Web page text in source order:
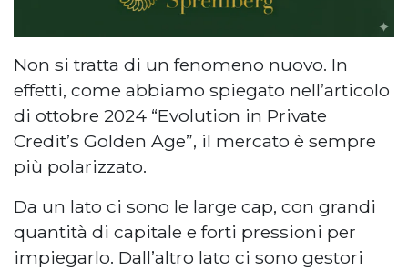
Non si tratta di un fenomeno nuovo. In
effetti, come abbiamo spiegato nell’articolo
di ottobre 2024 “Evolution in Private
Credit’s Golden Age”, il mercato è sempre
più polarizzato.
Da un lato ci sono le large cap, con grandi
quantità di capitale e forti pressioni per
impiegarlo. Dall’altro lato ci sono gestori